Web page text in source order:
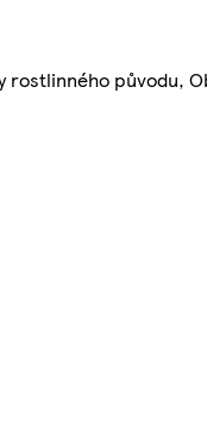
rostlinného původu,